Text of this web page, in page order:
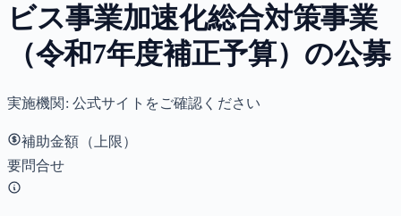
ビス事業加速化総合対策事業
（令和7年度補正予算）の公募
実施機関: 公式サイトをご確認ください
補助金額（上限）
要問合せ